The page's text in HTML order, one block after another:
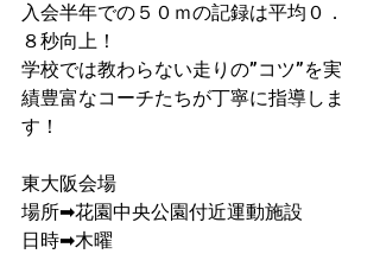
入会半年での５０ｍの記録は平均０．
８秒向上！​
学校では教わらない走りの”コツ”を実
績豊富なコーチたちが丁寧に指導しま
す！
東大阪会場
場所➡花園中央公園付近運動施設
日時➡木曜